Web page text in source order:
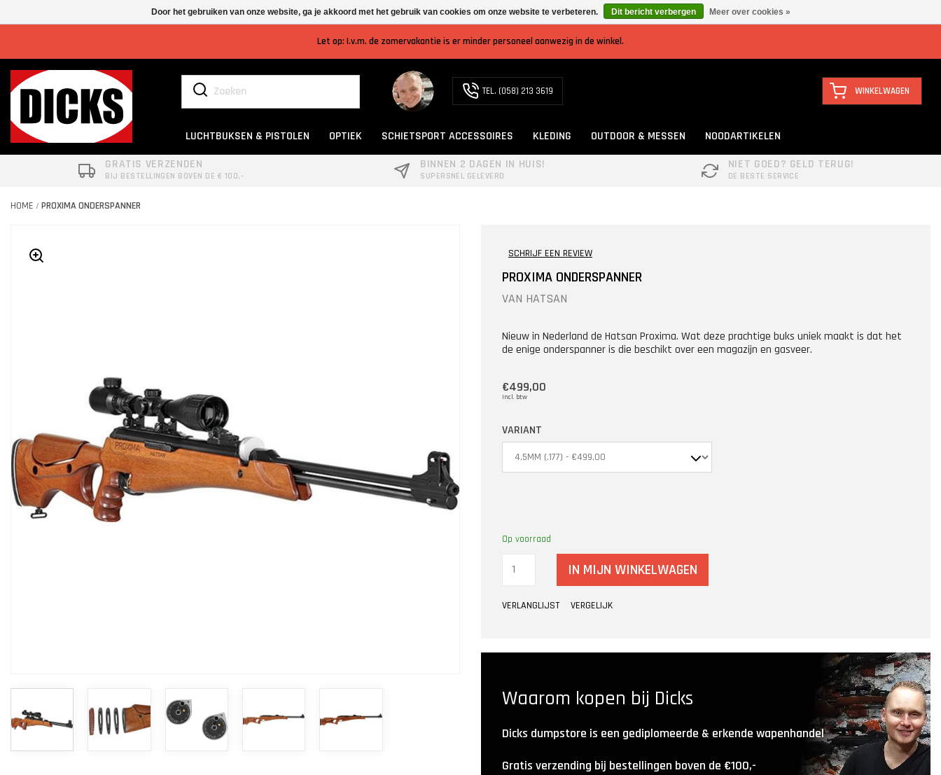
Let op: I.v.m. de zomervakantie is er minder personeel aanwezig in de winkel.
TEL. (058) 213 3619 WINKELWAGEN
LUCHTBUKSEN & PISTOLEN OPTIEK SCHIETSPORT ACCESSOIRES KLEDING OUTDOOR & MESSEN
NOODARTIKELEN
GRATIS VERZENDEN
BIJ BESTELLINGEN BOVEN DE € 100,-
BINNEN 2 DAGEN IN HUIS!
SUPERSNEL GELEVERD
NIET GOED? GELD TERUG!
DE BESTE SERVICE
HOME / PROXIMA ONDERSPANNER
SCHRIJF EEN REVIEW
PROXIMA ONDERSPANNER
VAN HATSAN
Nieuw in Nederland de Hatsan Proxima. Wat deze prachtige buks uniek maakt is dat het
de enige onderspanner is die beschikt over een magazijn en gasveer.
€499,00
Incl. btw
VARIANT
Op voorraad
IN MIJN WINKELWAGEN
VERLANGLIJST VERGELIJK
Waarom kopen bij Dicks
Dicks dumpstore is een gediplomeerde & erkende wapenhandel
Gratis verzending bij bestellingen boven de €100,-
Door het gebruiken van onze website, ga je akkoord met het gebruik van cookies om onze website te verbeteren. Dit bericht verbergen Meer over cookies »